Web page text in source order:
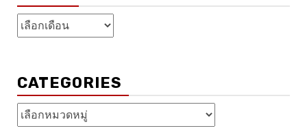
คลัง
เก็บ
CATEGORIES
Categories